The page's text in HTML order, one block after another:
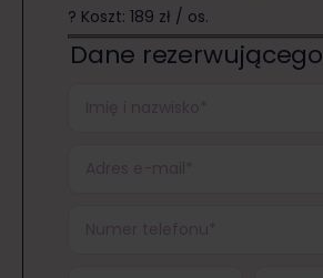
? Koszt: 189 zł / os.
Dane rezerwującego